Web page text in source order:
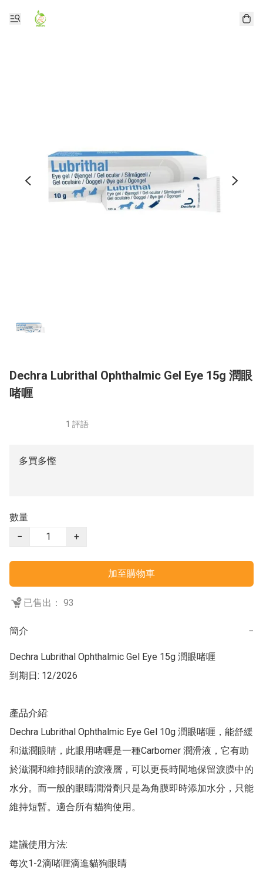
Dechra Lubrithal Ophthalmic Gel Eye 15g 潤眼
啫喱
1 評語
多買多慳
數量
−
+
加至購物車
已售出： 93
簡介 −
Dechra Lubrithal Ophthalmic Gel Eye 15g 潤眼啫喱
到期日: 12/2026
產品介紹:
Dechra Lubrithal Ophthalmic Eye Gel 10g 潤眼啫喱，能舒緩
和滋潤眼睛，此眼用啫喱是一種Carbomer 潤滑液，它有助
於滋潤和維持眼睛的淚液層，可以更長時間地保留淚膜中的
水分。而一般的眼睛潤滑劑只是為角膜即時添加水分，只能
維持短暫。適合所有貓狗使用。
建議使用方法:
每次1-2滴啫喱滴進貓狗眼睛